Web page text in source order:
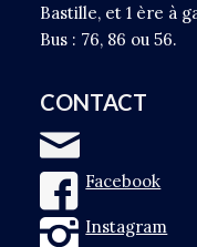
Bastille, et 1 ère à
Bus : 76, 86 ou 56.
CONTACT
Facebook
Instagram